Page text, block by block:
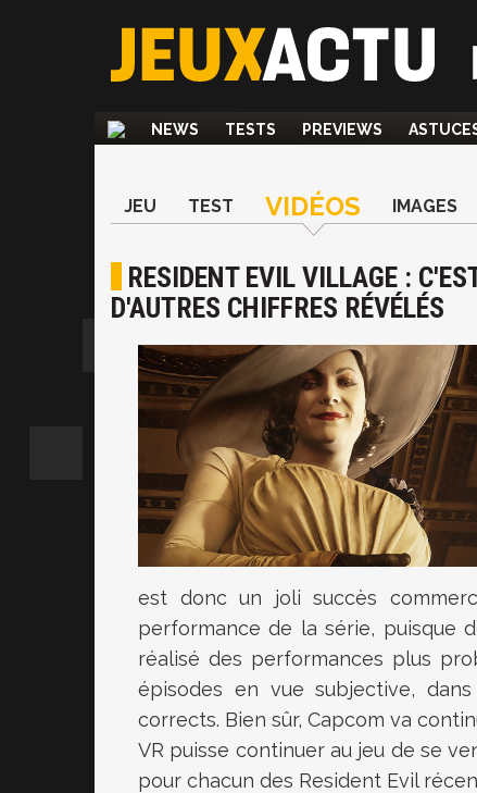
NEWS TESTS PREVIEWS
JEU TEST VIDÉOS IMAGES
RESIDENT EVIL VILLAGE :
D'AUTRES CHIFFRES RÉVÉLÉS
est donc un joli succès
performance de la série, puisque
réalisé des performances plus
épisodes en vue subjective,
corrects. Bien sûr, Capcom va
VR puisse continuer au jeu de se
pour chacun des Resident Evil